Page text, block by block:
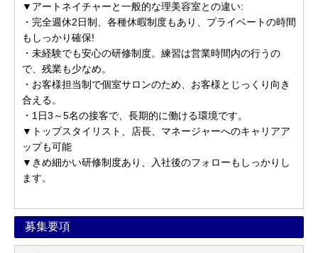
▼アートネイチャーと一般的な理美容室との違い:
・完全週休2日制、各種休暇制度もあり、プライベートの時間
もしっかり確保!
・未経験でも安心の研修制度。練習は営業時間内の行うの
で、残業も少なめ。
・お客様担当制で個室サロンのため、お客様とじっくり向き
合える。
・1日3～5名の接客で、長期的に働ける環境です。
▼トップスタイリスト、店長、マネージャーへのキャリアア
ップも可能
▼きめ細かい研修制度あり、入社後のフォローもしっかりし
ます。
募集要項